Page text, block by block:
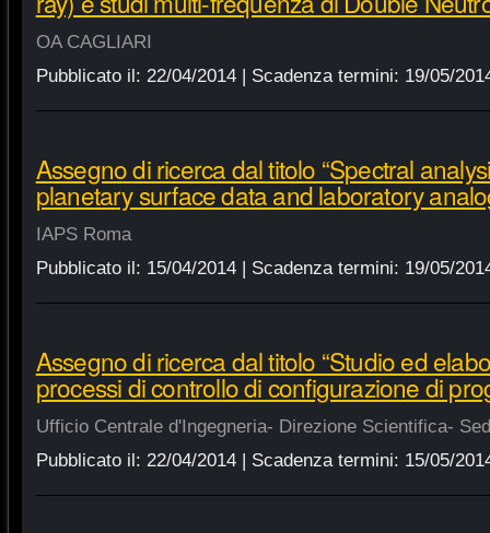
OA CAGLIARI
Pubblicato il: 22/04/2014| Scadenza termini: 19/05/
Assegno di ricerca dal titolo “Spectral
planetary surface data and laboratory
IAPS Roma
Pubblicato il: 15/04/2014| Scadenza termini: 19/05/
Assegno di ricerca dal titolo “Studio ed
processi di controllo di configurazione di
Ufficio Centrale d'Ingegneria- Direzione Scientifica-
Pubblicato il: 22/04/2014| Scadenza termini: 15/05/